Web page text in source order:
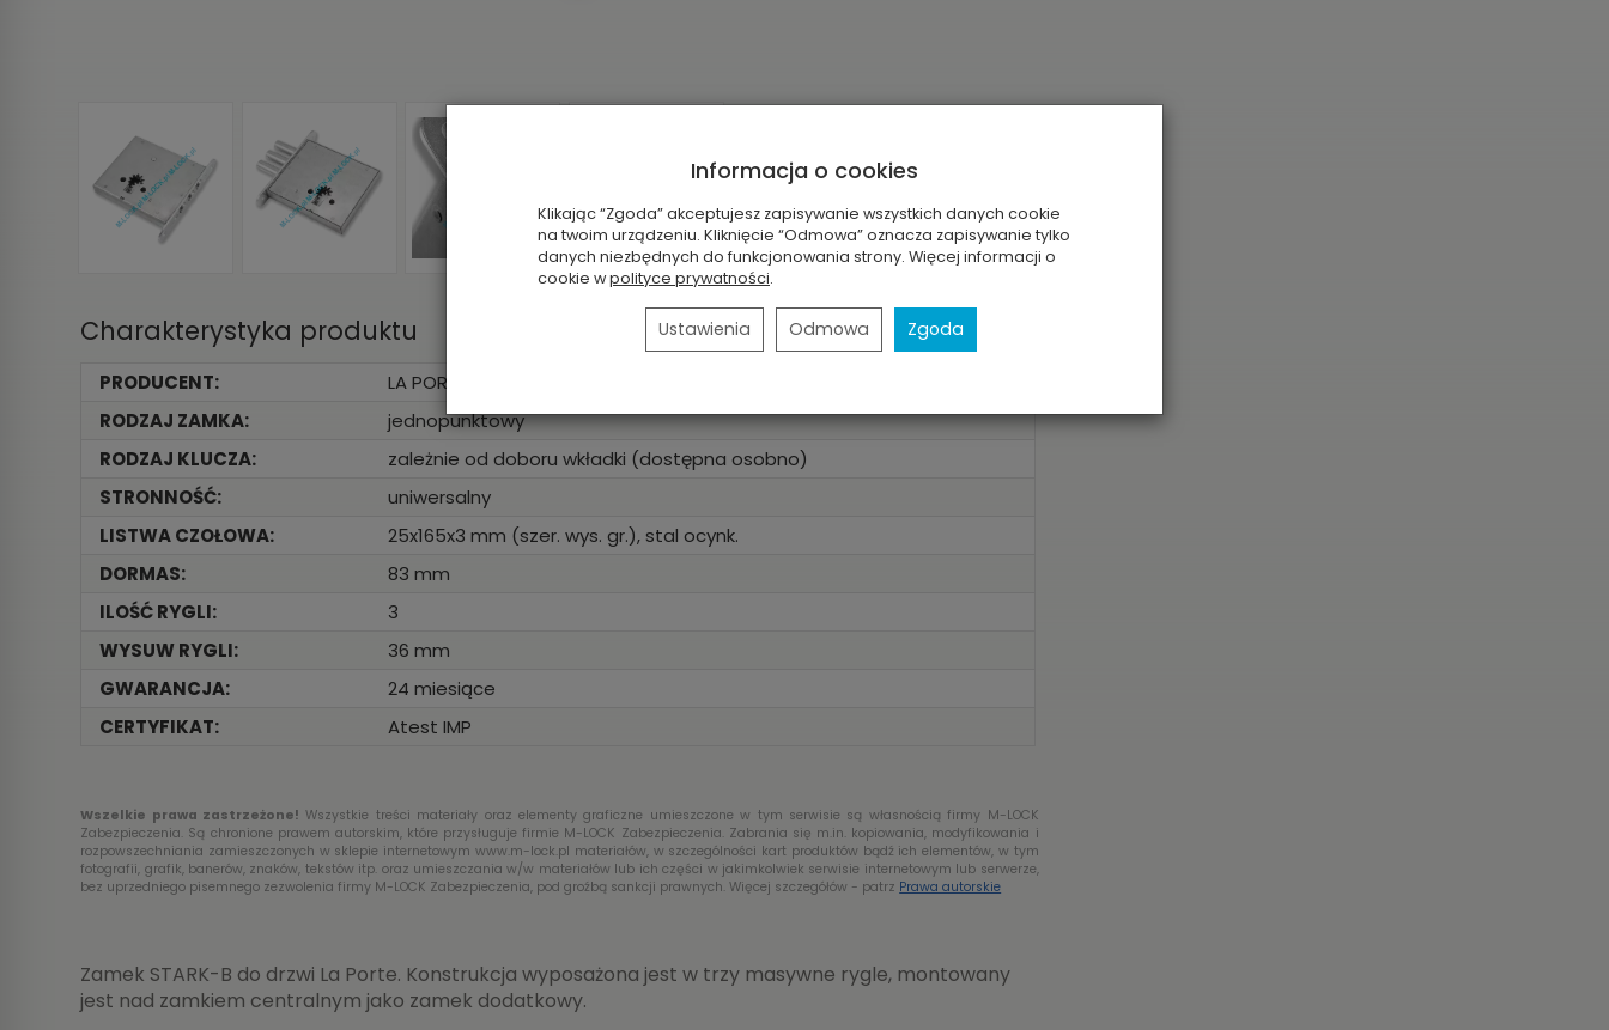
Charakterystyka produktu
PRODUCENT:
LA PORTE
RODZAJ ZAMKA:
jednopunktowy
RODZAJ KLUCZA:
zależnie od doboru wkładki (dostępna osobno)
STRONNOŚĆ:
uniwersalny
LISTWA CZOŁOWA:
25x165x3 mm (szer. wys. gr.), stal ocynk.
DORMAS:
83 mm
ILOŚĆ RYGLI:
3
WYSUW RYGLI:
36 mm
GWARANCJA:
24 miesiące
CERTYFIKAT:
Atest IMP
Wszelkie prawa zastrzeżone! Wszystkie treści materiały oraz elementy graficzne umieszczone w tym serwisie są własnością firmy M-LOCK
Zabezpieczenia. Są chronione prawem autorskim, które przysługuje firmie M-LOCK Zabezpieczenia. Zabrania się m.in. kopiowania, modyfikowania i
rozpowszechniania zamieszczonych w sklepie internetowym www.m-lock.pl materiałów, w szczególności kart produktów bądź ich elementów, w tym
fotografii, grafik, banerów, znaków, tekstów itp. oraz umieszczania w/w materiałów lub ich części w jakimkolwiek serwisie internetowym lub serwerze,
bez uprzedniego pisemnego zezwolenia firmy M-LOCK Zabezpieczenia, pod groźbą sankcji prawnych. Więcej szczegółów - patrz Prawa autorskie
Zamek STARK-B do drzwi La Porte. Konstrukcja wyposażona jest w trzy masywne rygle, montowany
jest nad zamkiem centralnym jako zamek dodatkowy.
Informacja o cookies
Klikając “Zgoda” akceptujesz zapisywanie wszystkich danych cookie
na twoim urządzeniu. Kliknięcie “Odmowa” oznacza zapisywanie tylko
danych niezbędnych do funkcjonowania strony. Więcej informacji o
cookie wpolityce prywatności.
Ustawienia Odmowa Zgoda